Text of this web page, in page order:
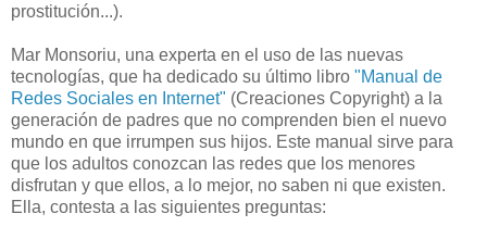
prostitución...).
Mar Monsoriu, una experta en el uso de las nuevas
tecnologías, que ha dedicado su último libro "Manual de
Redes Sociales en Internet" (Creaciones Copyright) a la
generación de padres que no comprenden bien el nuevo
mundo en que irrumpen sus hijos. Este manual sirve para
que los adultos conozcan las redes que los menores
disfrutan y que ellos, a lo mejor, no saben ni que existen.
Ella, contesta a las siguientes preguntas: